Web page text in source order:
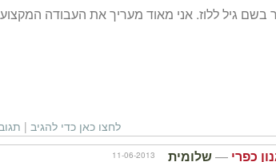
גיל ללוז. אני מאוד מעריך את העבודה
לחצו כאן כדי להגיב |
כפרי —שלומית 11-06-2013